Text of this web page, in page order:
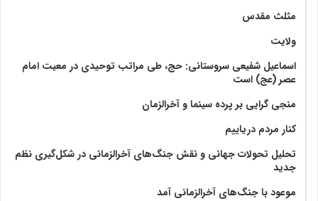
مثلث مقدس
ولايت‏
اسماعیل شفیعی سروستانی: حج، طی مراتب توحیدی در معیت امام
عصر (عج) است
منجی گرایی بر پرده سینما و آخرالزمان
کنار مردم دریاییم
تحلیل تحولات جهانی و نقش جنگ‌های آخرالزمانی در شکل‌گیری نظم
جدید
موعود با جنگ‌های آخرالزمانی آمد